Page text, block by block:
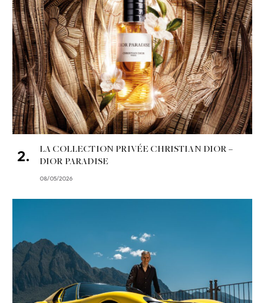
LA COLLECTION PRIVÉE CHRISTIAN DIOR –
DIOR PARADISE
08/05/2026